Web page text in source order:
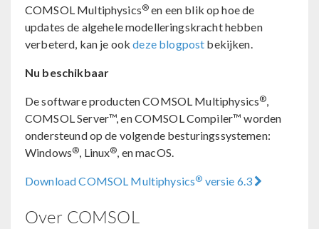
COMSOL Multiphysics® en een blik op hoe de
updates de algehele modelleringskracht hebben
verbeterd, kan je ookdeze blogpost bekijken.
Nu beschikbaar
De software producten COMSOL Multiphysics®
COMSOL Server™, en COMSOL Compiler™ worden
ondersteund op de volgende besturingssystemen:
Windows® , Linux® , en macOS.
Download COMSOL Multiphysics® versie 6.3
Over COMSOL